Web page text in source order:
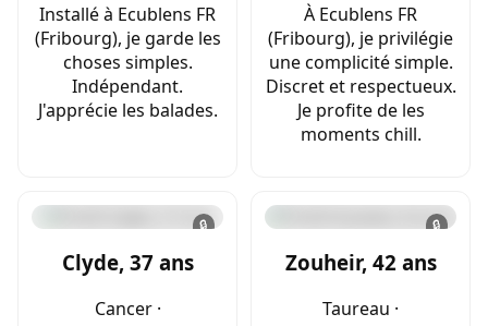
Installé à Ecublens FR
(Fribourg), je garde les
choses simples.
Indépendant.
J'apprécie les balades.
À Ecublens FR
(Fribourg), je privilégie
une complicité simple.
Discret et respectueux.
Je profite de les
moments chill.
🔒
Clyde, 37 ans
Cancer ·
🔒
Zouheir, 42 ans
Taureau ·